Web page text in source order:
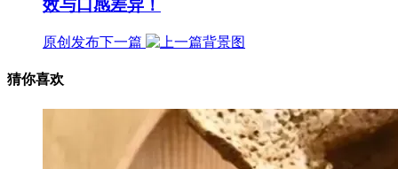
效与口感差异！
原创发布下一篇
猜你喜欢